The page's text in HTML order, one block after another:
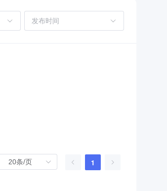
1